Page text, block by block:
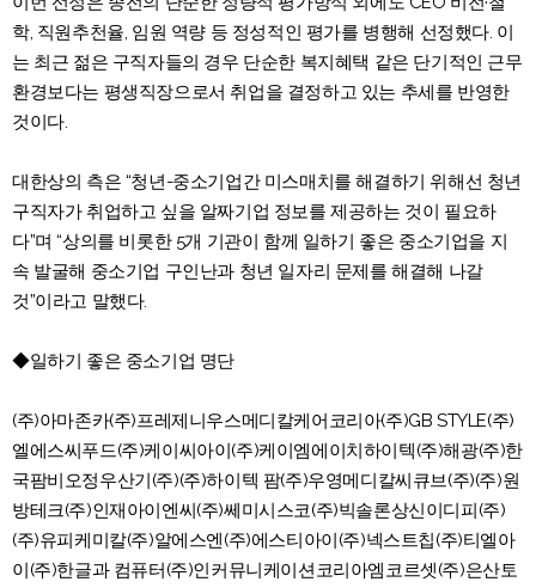
학, 직원추천율, 임원 역량 등 정성적인 평가를 병행해 선정했다. 이
는 최근 젊은 구직자들의 경우 단순한 복지혜택 같은 단기적인 근무
환경보다는 평생직장으로서 취업을 결정하고 있는 추세를 반영한
것이다.
대한상의 측은 “청년-중소기업간 미스매치를 해결하기 위해선 청년
구직자가 취업하고 싶을 알짜기업 정보를 제공하는 것이 필요하
다”며 “상의를 비롯한 5개 기관이 함께 일하기 좋은 중소기업을 지
속 발굴해 중소기업 구인난과 청년 일자리 문제를 해결해 나갈
것”이라고 말했다.
◆일하기 좋은 중소기업 명단
(주)아마존카(주)프레제니우스메디칼케어코리아(주)GB STYLE(주)
엘에스씨푸드(주)케이씨아이(주)케이엠에이치하이텍(주)해광(주)한
국팜비오정우산기(주)(주)하이텍 팜(주)우영메디칼씨큐브(주)(주)원
방테크(주)인재아이엔씨(주)쎄미시스코(주)빅솔론상신이디피(주)
(주)유피케미칼(주)알에스엔(주)에스티아이(주)넥스트칩(주)티엘아
이(주)한글과 컴퓨터(주)인커뮤니케이션코리아엠코르셋(주)은산토